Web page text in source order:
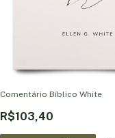
Comentário Bíblico White
R$103,40